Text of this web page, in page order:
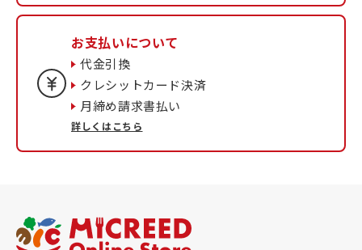
お支払いについて
代金引換
クレシットカード決済
月締め請求書払い
詳しくはこちら